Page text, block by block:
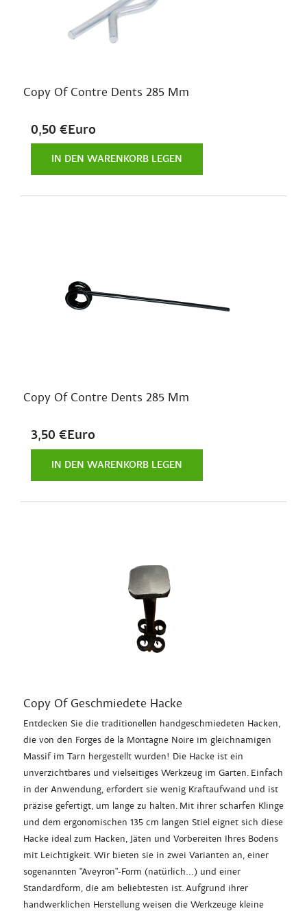
Copy Of Contre Dents 285 Mm
0,50 €Euro
IN DEN WARENKORB LEGEN
Copy Of Contre Dents 285 Mm
3,50 €Euro
IN DEN WARENKORB LEGEN
Copy Of Geschmiedete Hacke
Entdecken Sie die traditionellen handgeschmiedeten Hacken,
die von den Forges de la Montagne Noire im gleichnamigen
Massif im Tarn hergestellt wurden! Die Hacke ist ein
unverzichtbares und vielseitiges Werkzeug im Garten. Einfach
in der Anwendung, erfordert sie wenig Kraftaufwand und ist
präzise gefertigt, um lange zu halten. Mit ihrer scharfen Klinge
und dem ergonomischen 135 cm langen Stiel eignet sich diese
Hacke ideal zum Hacken, Jäten und Vorbereiten Ihres Bodens
mit Leichtigkeit. Wir bieten sie in zwei Varianten an, einer
sogenannten "Aveyron"-Form (natürlich...) und einer
Standardform, die am beliebtesten ist. Aufgrund ihrer
handwerklichen Herstellung weisen die Werkzeuge kleine